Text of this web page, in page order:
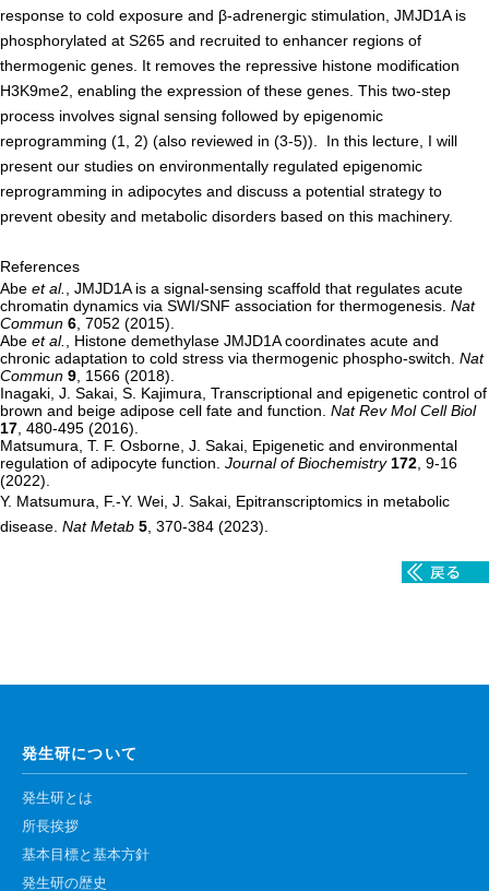
筋発生再生分野
入学・求人案内
入学者案内
求人案内
研究支援
リエゾンラボLILAについて
リエゾンラボ利用申込み
組織標本作製・HE染色
質量分析
高速シーケンサー解析
顕微鏡・画像解析支援
共通実験室・培養室利用
バイオインフォマティクス
共通機器予約
カンファレンス・ルーム予約
大判プリンター予約
response to cold exposure and β-adrenergic stimulation, JMJD1A is
phosphorylated at S265 and recruited to enhancer regions of
thermogenic genes. It removes the repressive histone modification
H3K9me2, enabling the expression of these genes. This two-step
process involves signal sensing followed by epigenomic
reprogramming (1, 2) (also reviewed in (3-5)). In this lecture, I will
present our studies on environmentally regulated epigenomic
reprogramming in adipocytes and discuss a potential strategy to
prevent obesity and metabolic disorders based on this machinery.
References
Abe et al.
, JMJD1A is a signal-sensing scaffold that regulates acute
chromatin dynamics via SWI/SNF association for thermogenesis. Nat
Commun 6 , 7052 (2015).
Abe et al.
, Histone demethylase JMJD1A coordinates acute and
chronic adaptation to cold stress via thermogenic phospho-switch. Nat
Commun 9 , 1566 (2018).
Inagaki, J. Sakai, S. Kajimura, Transcriptional and epigenetic control of
brown and beige adipose cell fate and function. Nat Rev Mol Cell Biol
17 , 480-495 (2016).
Matsumura, T. F. Osborne, J. Sakai, Epigenetic and environmental
regulation of adipocyte function. Journal of Biochemistry 172 , 9-16
(2022).
Y. Matsumura, F.-Y. Wei, J. Sakai, Epitranscriptomics in metabolic
disease. Nat Metab 5 , 370-384 (2023).
発生研について
発生研とは
所長挨拶
基本目標と基本方針
発生研の歴史